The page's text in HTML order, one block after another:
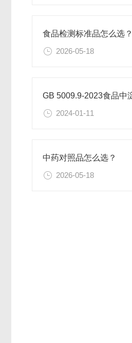
食品检测标准品怎么选？
2026-05-18
2024-01-11
中药对照品怎么选？
2026-05-18